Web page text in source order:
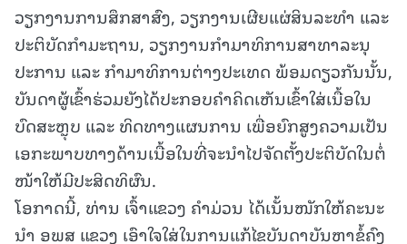
ວຽກງານການສຶກສາສົງ, ວຽກງານເຜີຍແຜ່ສິນລະທໍາ ແລະ
ປະຕິບັດກໍາມະຖານ, ວຽກງານກໍາມາທິການສາທາລະນຸ
ປະການ ແລະ ກໍາມາທິການຕ່າງປະເທດ ພ້ອມດຽວກັນນັ້ນ,
ບັນດາຜູ້ເຂົ້າຮ່ວມຍັງໄດ້ປະກອບຄໍາຄິດເຫັນເຂົ້າໃສ່ເນື້ອໃນ
ບົດສະຫຼຸບ ແລະ ທິດທາງແຜນການ ເພື່ອຍົກສູງຄວາມເປັນ
ເອກະພາບທາງດ້ານເນື້ອໃນທີ່ຈະນໍາໄປຈັດຕັ້ງປະຕິບັດໃນຕໍ່
ໜ້າໃຫ້ມີປະສິດທິຜົນ.
ໂອກາດນີ້, ທ່ານ ເຈົ້າແຂວງ ຄໍາມ່ວນ ໄດ້ເນັ້ນໜັກໃຫ້ຄະນະ
ນໍາ ອພສ ແຂວງ ເອົາໃຈໃສ່ໃນການແກ້ໄຂບັນດາບັນຫາຂໍ້ຄົງ